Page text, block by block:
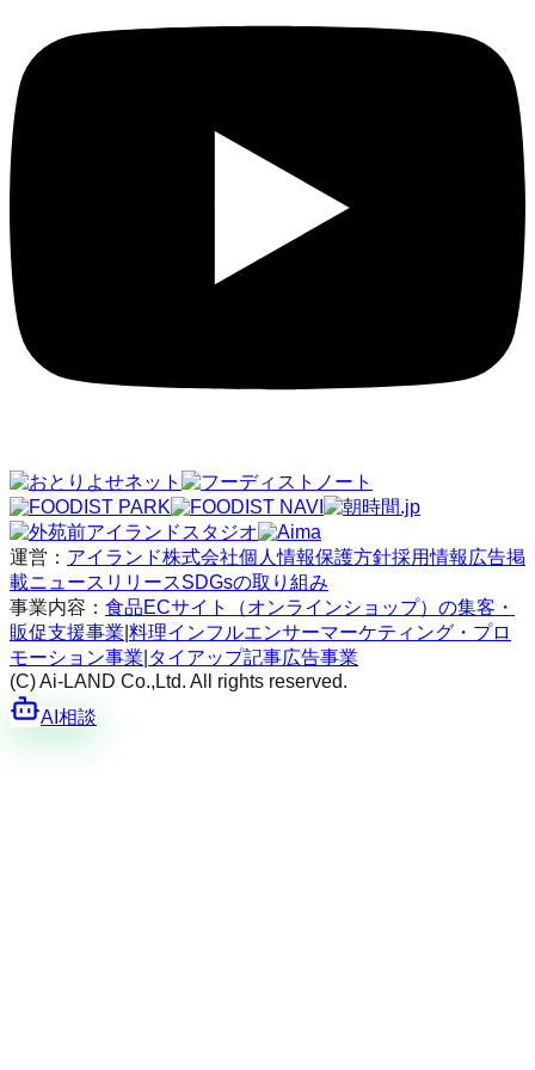
運営： アイランド株式会社個人情報保護方針採用情報 広告掲
載ニュースリリースSDGsの取り組み
事業内容： 食品ECサイト（オンラインショップ）の集客・
販促支援事業 料理インフルエンサーマーケティング・プロ
モーション事業 タイアップ記事広告事業
(C) Ai-LAND Co.,Ltd. All rights reserved.
AI相談